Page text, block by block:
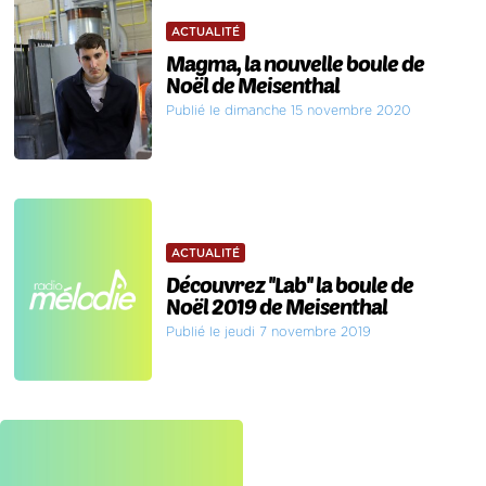
ACTUALITÉ
Magma, la nouvelle boule de
Noël de Meisenthal
Publié le dimanche 15 novembre 2020
ACTUALITÉ
Découvrez ''Lab'' la boule de
Noël 2019 de Meisenthal
Publié le jeudi 7 novembre 2019